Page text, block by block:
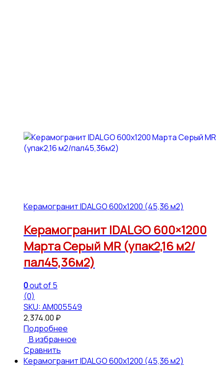
Керамогранит IDALGO 600x1200 (45,36 м2)
Керамогранит IDALGO 600×1200
Марта Серый МR (упак2,16 м2/
пал45,36м2)
0out of 5
(0)
SKU: АМ005549
2,374.00 ₽
Подробнее
В избранное
Сравнить
Керамогранит IDALGO 600x1200 (45,36 м2)